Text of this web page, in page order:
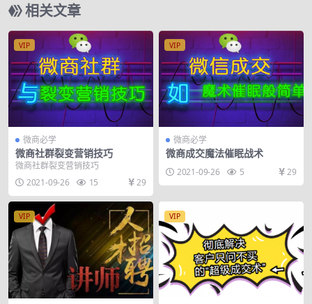
相关文章
VIP
微商必学
微商社群裂变营销技巧
微商社群裂变营销技巧
2021-09-26
15 29
VIP
微商必学
微商成交魔法催眠战术
2021-09-26 5 29
VIP VIP